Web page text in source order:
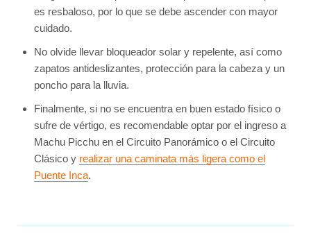
es resbaloso, por lo que se debe ascender con mayor
cuidado.
No olvide llevar bloqueador solar y repelente, así como
zapatos antideslizantes, protección para la cabeza y un
poncho para la lluvia.
Finalmente, si no se encuentra en buen estado físico o
sufre de vértigo, es recomendable optar por el ingreso a
Machu Picchu en el Circuito Panorámico o el Circuito
Clásico y realizar una caminata más ligera como el
Puente Inca.